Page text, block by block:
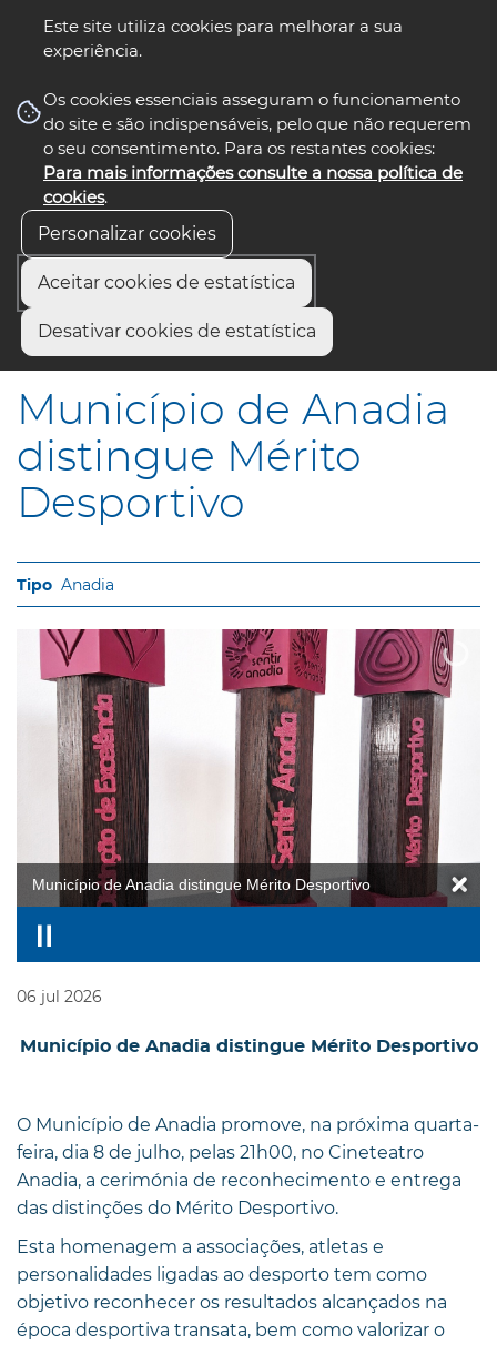
Este site utiliza cookies para melhorar a sua
experiência.
Os cookies essenciais asseguram o funcionamento
do site e são indispensáveis, pelo que não requerem
o seu consentimento. Para os restantes cookies:
Para mais informações consulte a nossa política de
cookies.
Personalizar cookies
Aceitar cookies de estatística
Desativar cookies de estatística
nos select language
Início
Município de Anadia distingue Mérito Desportivo
Município de Anadia
distingue Mérito
Desportivo
Anadia
Município de Anadia distingue Mérito Desportivo
06 jul 2026
Município de Anadia distingue Mérito Desportivo
O Município de Anadia promove, na próxima quarta-
feira, dia 8 de julho, pelas 21h00, no Cineteatro
Anadia, a cerimónia de reconhecimento e entrega
das distinções do Mérito Desportivo.
Esta homenagem a associações, atletas e
personalidades ligadas ao desporto tem como
objetivo reconhecer os resultados alcançados na
época desportiva transata, bem como valorizar o